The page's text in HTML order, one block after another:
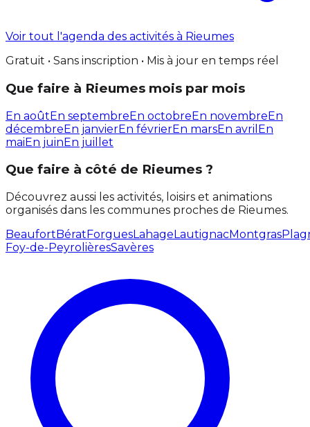
Voir tout l'agenda des activités à Rieumes
Gratuit • Sans inscription • Mis à jour en temps réel
Que faire à Rieumes mois par mois
En aoûtEn septembreEn octobreEn novembreEn
décembreEn janvierEn févrierEn marsEn avril En
maiEn juinEn juillet
Que faire à côté de Rieumes ?
Découvrez aussi les activités, loisirs et animations
organisés dans les communes proches de Rieumes.
BeaufortBératForguesLahageLautignacMontgras
Foy-de-PeyrolièresSavères